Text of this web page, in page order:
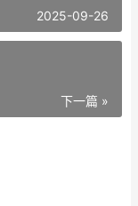
2025-09-26
下一篇 »